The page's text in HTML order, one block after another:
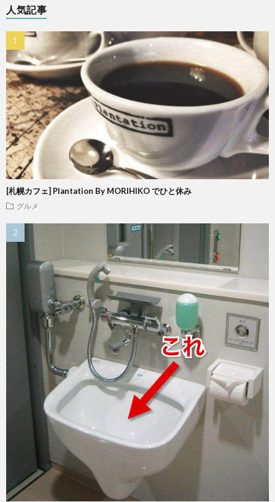
人気記事
[札幌カフェ] Plantation By MORIHIKO でひと休み
グルメ